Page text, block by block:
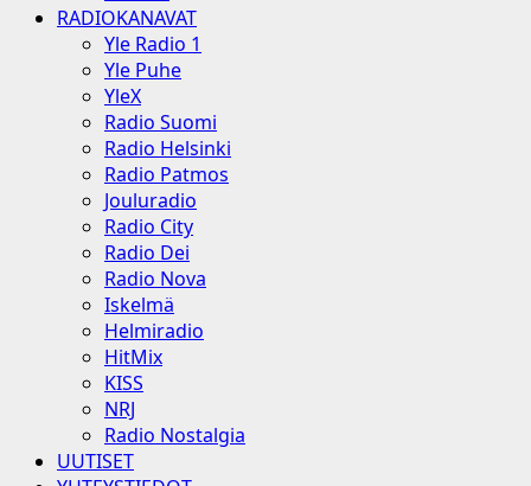
RADIOKANAVAT
Yle Radio 1
Yle Puhe
YleX
Radio Suomi
Radio Helsinki
Radio Patmos
Jouluradio
Radio City
Radio Dei
Radio Nova
Iskelmä
Helmiradio
HitMix
KISS
NRJ
Radio Nostalgia
UUTISET